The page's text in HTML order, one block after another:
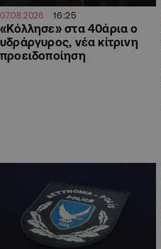
07.08.2026 16:25
«Κόλλησε» στα 40άρια ο
υδράργυρος, νέα κίτρινη
προειδοποίηση